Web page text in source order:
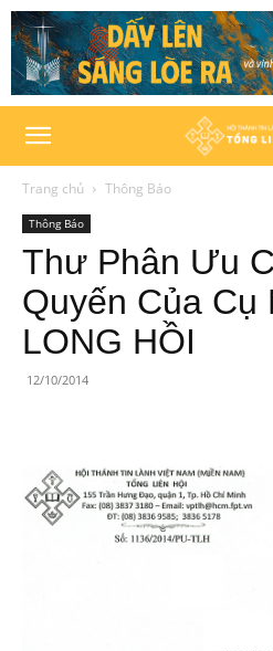
Trang chủ Thông Báo
Thông Báo
Thư Phân Ưu
Quyến Của Cụ
LONG HỒI
12/10/2014